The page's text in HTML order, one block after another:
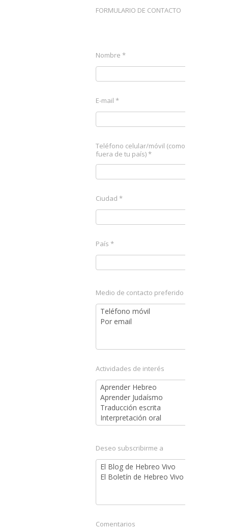
FORMULARIO DE CONTACTO
Nombre *
E-mail *
Teléfono celular/móvil (como llamando
fuera de tu país) *
Ciudad *
País *
Medio de contacto preferido
Actividades de interés
Deseo subscribirme a
Comentarios